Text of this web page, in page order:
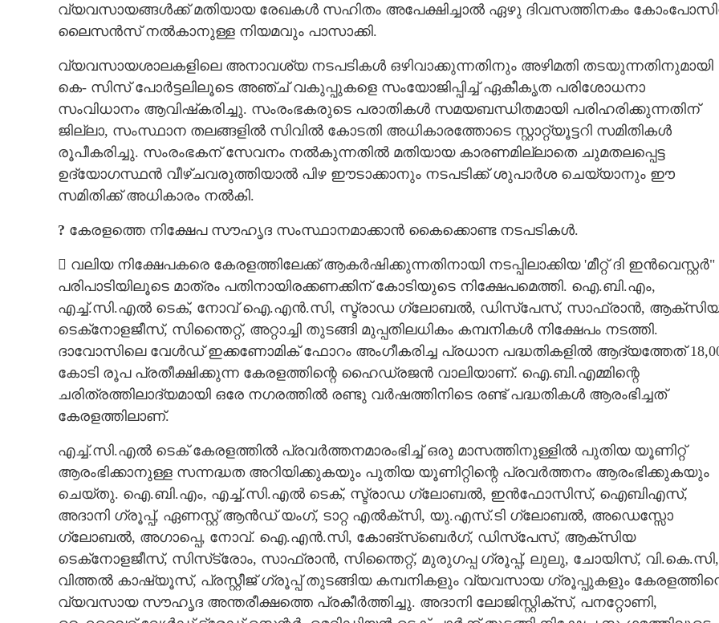
വ്യവസായങ്ങൾക്ക് മതിയായ രേഖകൾ സഹിതം അപേക്ഷിച്ചാൽ ഏഴു ദിവസത്തിനകം
ലൈസൻസ് നൽകാനുള്ള നിയമവും പാസാക്കി.
വ്യവസായശാലകളിലെ അനാവശ്യ നടപടികൾ ഒഴിവാക്കുന്നതിനും അഴിമതി തടയുന്നതിനുമായി
കെ- സിസ് പോർട്ടലിലൂടെ അഞ്ച് വകുപ്പുകളെ സംയോജിപ്പിച്ച് ഏകീകൃത പരിശോധനാ
സംവിധാനം ആവിഷ്‌കരിച്ചു. സംരംഭകരുടെ പരാതികൾ സമയബന്ധിതമായി പരിഹരിക്കുന്നതിന്
ജില്ലാ,​ സംസ്ഥാന തലങ്ങളിൽ സിവിൽ കോടതി അധികാരത്തോടെ സ്റ്റാറ്റ്യൂട്ടറി സമിതികൾ
രൂപീകരിച്ചു. സംരംഭകന് സേവനം നൽകുന്നതിൽ മതിയായ കാരണമില്ലാതെ ചുമതലപ്പെട്ട
ഉദ്യോഗസ്ഥൻ വീഴ്ചവരുത്തിയാൽ പിഴ ഈടാക്കാനും നടപടിക്ക് ശുപാർശ ചെയ്യാനും ഈ
സമിതിക്ക് അധികാരം നൽകി.
? കേരളത്തെ നിക്ഷേപ സൗഹൃദ സംസ്ഥാനമാക്കാൻ കൈക്കൊണ്ട നടപടികൾ.
 വലിയ നിക്ഷേപകരെ കേരളത്തിലേക്ക് ആകർഷിക്കുന്നതിനായി നടപ്പിലാക്കിയ 'മീറ്റ് ദി ഇൻവെസ്റ്റർ"
പരിപാടിയിലൂടെ മാത്രം പതിനായിരക്കണക്കിന് കോടിയുടെ നിക്ഷേപമെത്തി. ഐ.ബി.എം,
എച്ച്.സി.എൽ ടെക്, നോവ് ഐ.എൻ.സി, സ്ട്രാഡ ഗ്ലോബൽ, ഡിസ്‌പേസ്, സാഫ്രാൻ,
ടെക്‌നോളജീസ്, സിന്തൈറ്റ്, അറ്റാച്ചി തുടങ്ങി മുപ്പതിലധികം കമ്പനികൾ നിക്ഷേപം നടത്തി.
ദാവോസിലെ വേൾഡ് ഇക്കണോമിക് ഫോറം അംഗീകരിച്ച പ്രധാന പദ്ധതികളിൽ ആദ്യത്തേത്
കോടി രൂപ പ്രതീക്ഷിക്കുന്ന കേരളത്തിന്റെ ഹൈഡ്രജൻ വാലിയാണ്. ഐ.ബി.എമ്മിന്റെ
ചരിത്രത്തിലാദ്യമായി ഒരേ നഗരത്തിൽ രണ്ടു വർഷത്തിനിടെ രണ്ട് പദ്ധതികൾ ആരംഭിച്ചത്
കേരളത്തിലാണ്.
എച്ച്.സി.എൽ ടെക് കേരളത്തിൽ പ്രവർത്തനമാരംഭിച്ച് ഒരു മാസത്തിനുള്ളിൽ പുതിയ യൂണിറ്റ്
ആരംഭിക്കാനുള്ള സന്നദ്ധത അറിയിക്കുകയും പുതിയ യൂണിറ്റിന്റെ പ്രവർത്തനം ആരംഭിക്കുകയും
ചെയ്തു. ഐ.ബി.എം, എച്ച്.സി.എൽ ടെക്, സ്ട്രാഡ ഗ്ലോബൽ, ഇൻഫോസിസ്, ഐബിഎസ്,
അദാനി ഗ്രൂപ്പ്, ഏണസ്റ്റ് ആൻഡ് യംഗ്, ടാറ്റ എൽക്സി, യു.എസ്.ടി ഗ്ലോബൽ, അഡെസ്സോ
ഗ്ലോബൽ, അഗാപ്പെ, നോവ്. ഐ.എൻ.സി, കോങ്സ്ബെർഗ്, ഡിസ്‌പേസ്, ആക്സിയ
ടെക്‌നോളജീസ്, സിസ്‌ട്രോം, സാഫ്രാൻ, സിന്തൈറ്റ്, മുരുഗപ്പ ഗ്രൂപ്പ്, ലുലു, ചോയിസ്, വി.കെ.സി,
വിത്തൽ കാഷ്യൂസ്, പ്രസ്റ്റീജ് ഗ്രൂപ്പ് തുടങ്ങിയ കമ്പനികളും വ്യവസായ ഗ്രൂപ്പുകളും
വ്യവസായ സൗഹൃദ അന്തരീക്ഷത്തെ പ്രകീർത്തിച്ചു. അദാനി ലോജിസ്റ്റിക്സ്, പനറ്റോണി,
വ്യവസായ മന്ത്രി പി. രാജീവുമായി
സംഭാഷണം: 'നിക്ഷേപങ്ങളുടെ ഇഷ്ടതീരം,​
പൊതുമേഖലയിലും മുന്നേറ്റം'
Copy Link